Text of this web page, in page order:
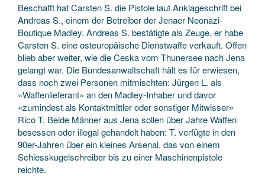
Beschafft hat Carsten S. die Pistole laut Anklageschrift bei
Andreas S., einem der Betreiber der Jenaer Neonazi-
Boutique Madley. Andreas S. bestätigte als Zeuge, er habe
Carsten S. eine osteuropäische Dienstwaffe verkauft. Offen
blieb aber weiter, wie die Ceska vom Thunersee nach Jena
gelangt war. Die Bundesanwaltschaft hält es für erwiesen,
dass noch zwei Personen mitmischten: Jürgen L. als
«Waffenlieferant» an den Madley-Inhaber und davor
«zumindest als Kontaktmittler oder sonstiger Mitwisser»
Rico T. Beide Männer aus Jena sollen über Jahre Waffen
besessen oder illegal gehandelt haben: T. verfügte in den
90er-Jahren über ein kleines Arsenal, das von einem
Schiesskugelschreiber bis zu einer Maschinenpistole
reichte.